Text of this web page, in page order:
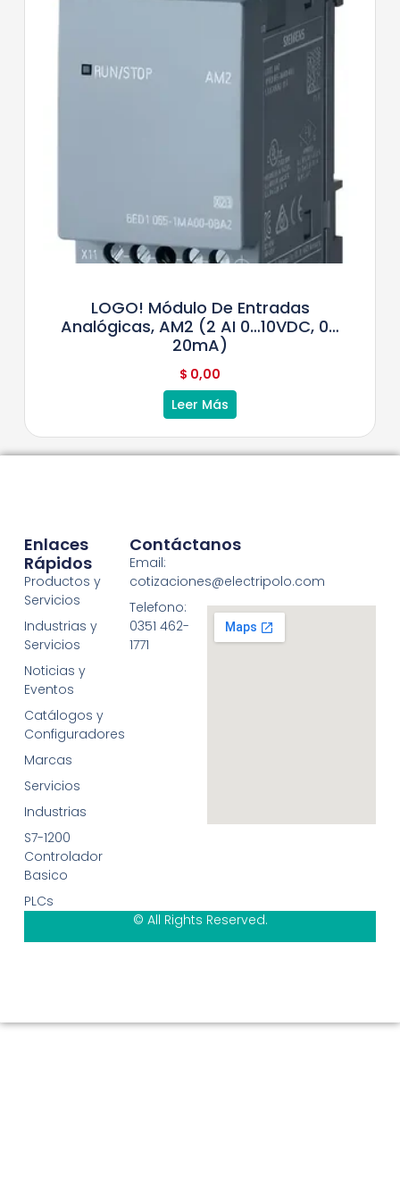
LOGO! Módulo De Entradas
Analógicas, AM2 (2 AI 0…10VDC, 0…
20mA)
$ 0,00
Leer Más
Enlaces
Rápidos
Productos y
Servicios
Industrias y
Servicios
Noticias y
Eventos
Catálogos y
Configuradores
Marcas
Servicios
Industrias
S7-1200
Controlador
Basico
PLCs
Contáctanos
Email:
cotizaciones@electripolo.com
Telefono:
0351 462-
1771
© All Rights Reserved.